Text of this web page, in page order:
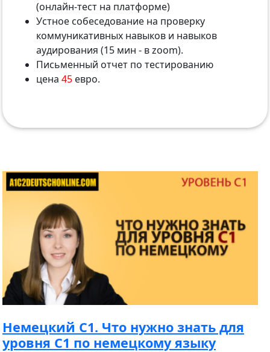
(онлайн-тест на платформе)
Устное собеседование на проверку
коммуникативных навыков и навыков
аудирования (15 мин - в zoom).
Письменный отчет по тестированию
цена 45 евро.
Немецкий С1. Что нужно знать для
уровня C1 по немецкому языку